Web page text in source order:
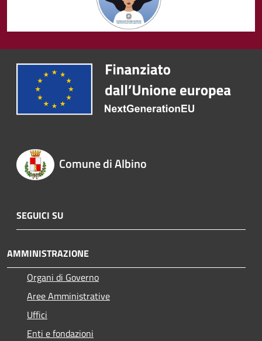
Comune di Albino
SEGUICI SU
AMMINISTRAZIONE
Organi di Governo
Aree Amministrative
Uffici
Enti e fondazioni